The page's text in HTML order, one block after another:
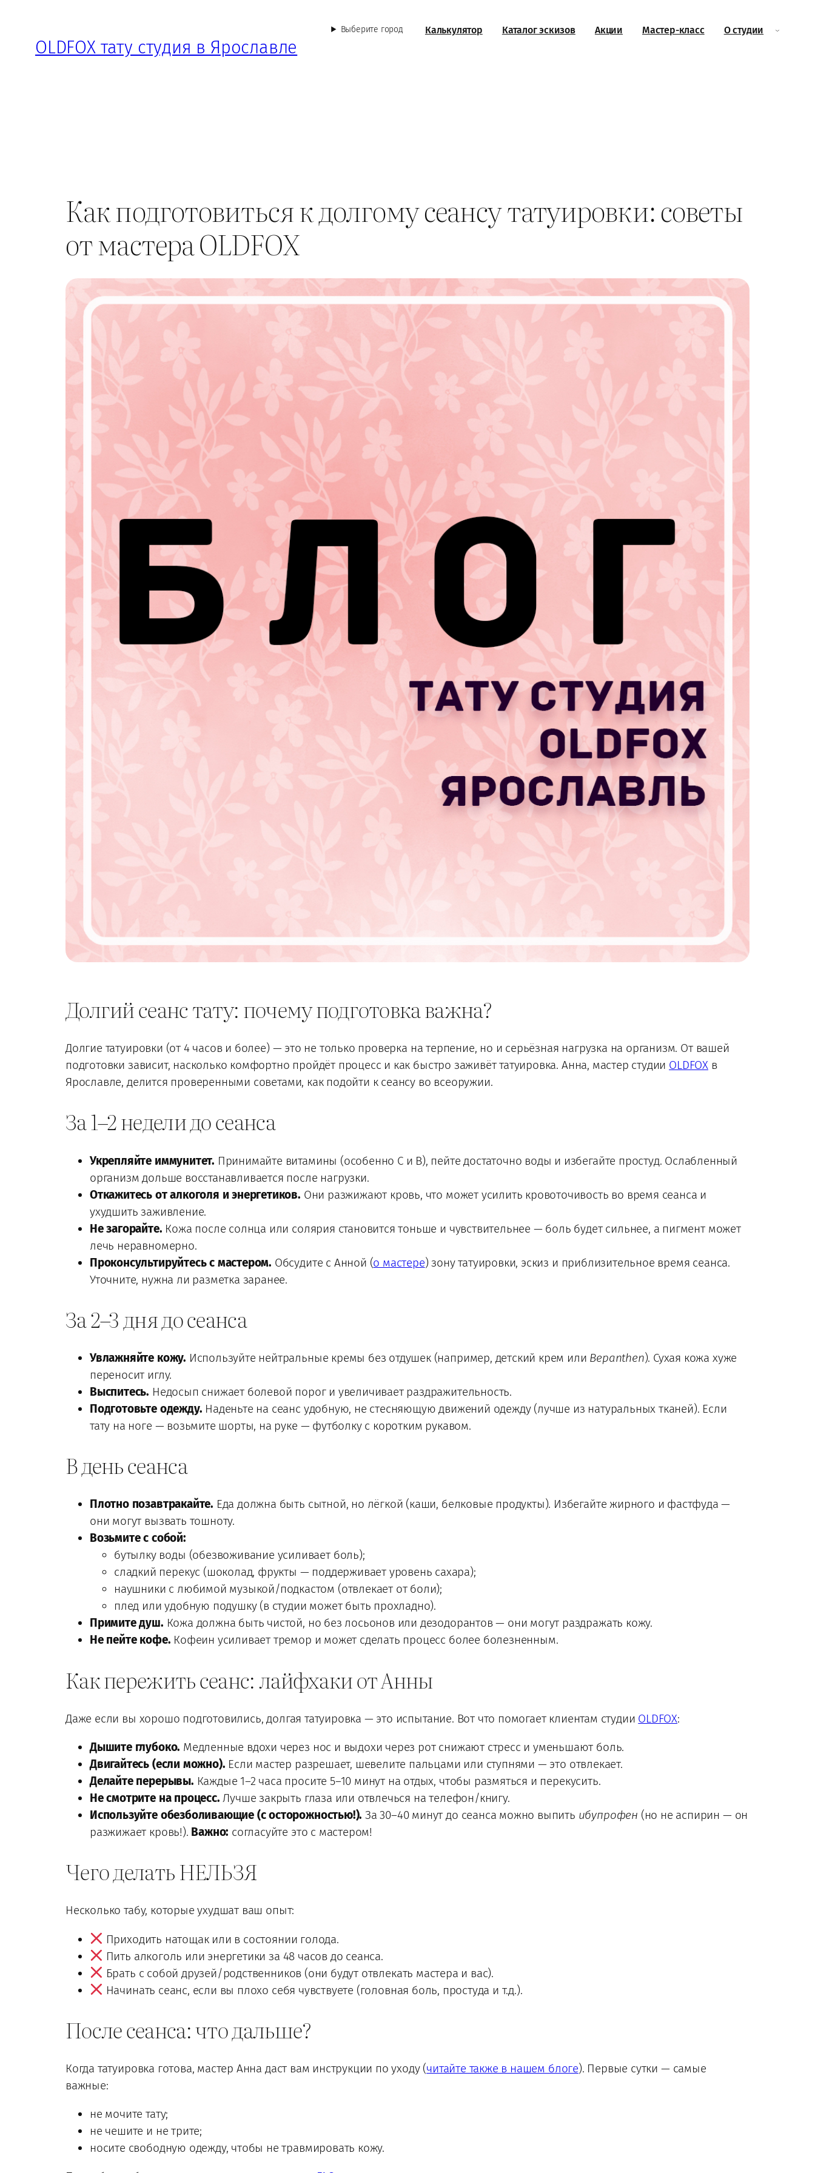
содержимому
OLDFOX тату студия в Ярославле
Выберите город Калькулятор Каталог эскизов Акции Мастер-класс О студии
Как подготовиться к долгому сеансу татуировки: советы
от мастера OLDFOX
Долгий сеанс тату: почему подготовка важна?
Долгие татуировки (от 4 часов и более) — это не только проверка на терпение, но и серьёзная нагрузка на организм. От вашей
подготовки зависит, насколько комфортно пройдёт процесс и как быстро заживёт татуировка. Анна, мастер студии OLDFOXв
Ярославле, делится проверенными советами, как подойти к сеансу во всеоружии.
За 1–2 недели до сеанса
Укрепляйте иммунитет. Принимайте витамины (особенно C и B), пейте достаточно воды и избегайте простуд. Ослабленный
организм дольше восстанавливается после нагрузки.
Откажитесь от алкоголя и энергетиков. Они разжижают кровь, что может усилить кровоточивость во время сеанса и
ухудшить заживление.
Не загорайте. Кожа после солнца или солярия становится тоньше и чувствительнее — боль будет сильнее, а пигмент может
лечь неравномерно.
Проконсультируйтесь с мастером. Обсудите с Анной (о мастере) зону татуировки, эскиз и приблизительное время сеанса.
Уточните, нужна ли разметка заранее.
За 2–3 дня до сеанса
Увлажняйте кожу. Используйте нейтральные кремы без отдушек (например, детский крем или Bepanthen). Сухая кожа хуже
переносит иглу.
Выспитесь. Недосып снижает болевой порог и увеличивает раздражительность.
Подготовьте одежду. Наденьте на сеанс удобную, не стесняющую движений одежду (лучше из натуральных тканей). Если
тату на ноге — возьмите шорты, на руке — футболку с коротким рукавом.
В день сеанса
Плотно позавтракайте. Еда должна быть сытной, но лёгкой (каши, белковые продукты). Избегайте жирного и фастфуда —
они могут вызвать тошноту.
Возьмите с собой:
бутылку воды (обезвоживание усиливает боль);
сладкий перекус (шоколад, фрукты — поддерживает уровень сахара);
наушники с любимой музыкой/подкастом (отвлекает от боли);
плед или удобную подушку (в студии может быть прохладно).
Примите душ. Кожа должна быть чистой, но без лосьонов или дезодорантов — они могут раздражать кожу.
Не пейте кофе. Кофеин усиливает тремор и может сделать процесс более болезненным.
Как пережить сеанс: лайфхаки от Анны
Даже если вы хорошо подготовились, долгая татуировка — это испытание. Вот что помогает клиентам студии OLDFOX:
Дышите глубоко. Медленные вдохи через нос и выдохи через рот снижают стресс и уменьшают боль.
Двигайтесь (если можно). Если мастер разрешает, шевелите пальцами или ступнями — это отвлекает.
Делайте перерывы. Каждые 1–2 часа просите 5–10 минут на отдых, чтобы размяться и перекусить.
Не смотрите на процесс. Лучше закрыть глаза или отвлечься на телефон/книгу.
Используйте обезболивающие (с осторожностью!). За 30–40 минут до сеанса можно выпить ибупрофен (но не аспирин — он
разжижает кровь!). Важно: согласуйте это с мастером!
Чего делать НЕЛЬЗЯ
Несколько табу, которые ухудшат ваш опыт:
Приходить натощак или в состоянии голода.
Пить алкоголь или энергетики за 48 часов до сеанса.
Брать с собой друзей/родственников (они будут отвлекать мастера и вас).
Начинать сеанс, если вы плохо себя чувствуете (головная боль, простуда и т.д.).
После сеанса: что дальше?
Когда татуировка готова, мастер Анна даст вам инструкции по уходу (читайте также в нашем блоге). Первые сутки — самые
важные:
не мочите тату;
не чешите и не трите;
носите свободную одежду, чтобы не травмировать кожу.